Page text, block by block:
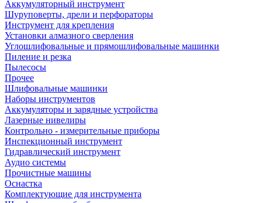
Аккумуляторный инструмент
Шуруповерты, дрели и перфораторы
Инструмент для крепления
Установки алмазного сверления
Углошлифовальные и прямошлифовальные машинки
Пиление и резка
Пылесосы
Прочее
Шлифовальные машинки
Наборы инструментов
Аккумуляторы и зарядные устройства
Лазерные нивелиры
Контрольно - измерительные приборы
Инспекционный инструмент
Гидравлический инструмент
Аудио системы
Прочистные машины
Оснастка
Комплектующие для инструмента